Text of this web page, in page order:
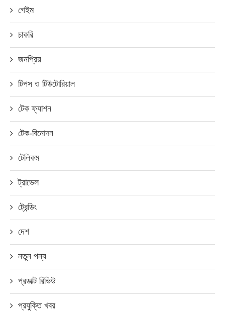
গেইম
চাকরি
জনপ্রিয়
টিপস ও টিউটোরিয়াল
টেক ফ্যাশন
টেক-বিনোদন
টেলিকম
ট্রাভেল
ট্রেন্ডিং
দেশ
নতুন পন্য
প্রডাক্ট রিভিউ
প্রযুক্তি খবর